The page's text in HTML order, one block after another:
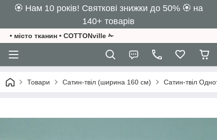
🏵️ Нам 10 років! Святкові знижки до 50% 🏵️ на
140+ товарів
• місто тканин • COTTONville ✁
Товари Сатин-твіл (ширина 160 см) Сатин-твіл